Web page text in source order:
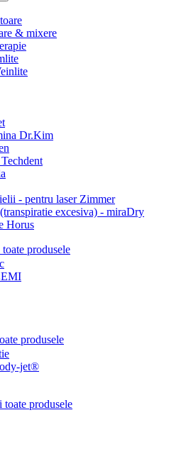
& mixere
Dr.Kim
- pentru laser Zimmer
excesiva) - miraDry
Horus
produsele
produsele
jet®
toate produsele